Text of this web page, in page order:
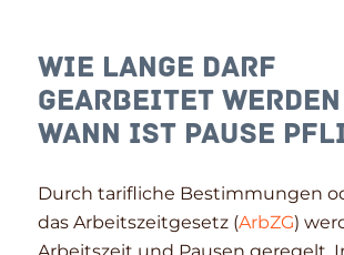
Wie lange darf
gearbeitet werden
wann ist Pause
Durch tarifliche Bestimmungen
das Arbeitszeitgesetz (ArbZG)